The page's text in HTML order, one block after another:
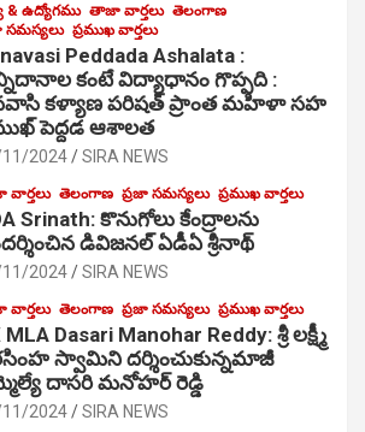
& ఉద్యోగము తాజా వార్తలు తెలంగాణ
సమస్యలు ప్రముఖ వార్తలు
Peddada Ashalata :
కంటే విద్యాధానం గొప్పది :
కళ్యాణ పరిషత్ ప్రాంత మహిళా సహ
పెద్దడ ఆశాలత
2024 SIRA NEWS
తెలంగాణ ప్రజా సమస్యలు ప్రముఖ వార్తలు
Srinath: కొనుగోలు కేంద్రాల‌ను
డివిజనల్ ఏడీఏ శ్రీనాథ్
2024 SIRA NEWS
తెలంగాణ ప్రజా సమస్యలు ప్రముఖ వార్తలు
MLA Dasari Manohar Reddy: శ్రీ లక్ష్మీ
స్వామిని దర్శించుకున్నమాజీ
దాసరి మనోహర్ రెడ్డి
2024 SIRA NEWS